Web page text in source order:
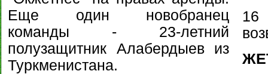
Еще один новобранец
команды - 23-летний
полузащитник Алабердыев из
Туркменистана.